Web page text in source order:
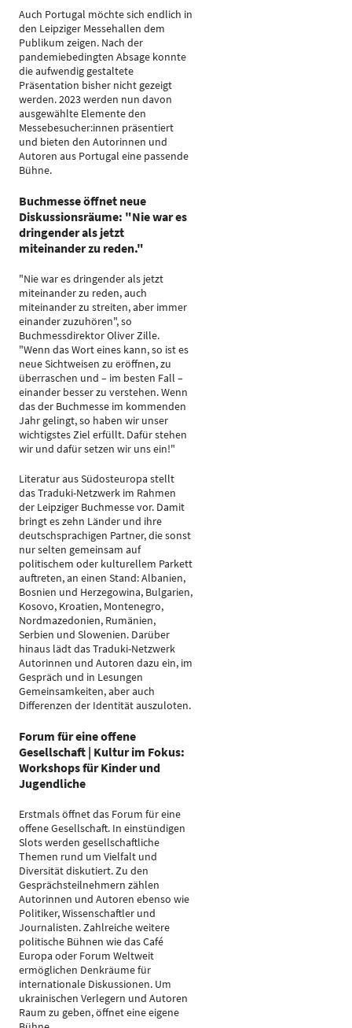
Auch Portugal möchte sich endlich in
den Leipziger Messehallen dem
Publikum zeigen. Nach der
pandemiebedingten Absage konnte
die aufwendig gestaltete
Präsentation bisher nicht gezeigt
werden. 2023 werden nun davon
ausgewählte Elemente den
Messebesucher:innen präsentiert
und bieten den Autorinnen und
Autoren aus Portugal eine passende
Bühne.
Buchmesse öffnet neue
Diskussionsräume: "Nie war es
dringender als jetzt
miteinander zu reden."
"Nie war es dringender als jetzt
miteinander zu reden, auch
miteinander zu streiten, aber immer
einander zuzuhören", so
Buchmessdirektor Oliver Zille.
"Wenn das Wort eines kann, so ist es
neue Sichtweisen zu eröffnen, zu
überraschen und – im besten Fall –
einander besser zu verstehen. Wenn
das der Buchmesse im kommenden
Jahr gelingt, so haben wir unser
wichtigstes Ziel erfüllt. Dafür stehen
wir und dafür setzen wir uns ein!"
Literatur aus Südosteuropa stellt
das Traduki-Netzwerk im Rahmen
der Leipziger Buchmesse vor. Damit
bringt es zehn Länder und ihre
deutschsprachigen Partner, die sonst
nur selten gemeinsam auf
politischem oder kulturellem Parkett
auftreten, an einen Stand: Albanien,
Bosnien und Herzegowina, Bulgarien,
Kosovo, Kroatien, Montenegro,
Nordmazedonien, Rumänien,
Serbien und Slowenien. Darüber
hinaus lädt das Traduki-Netzwerk
Autorinnen und Autoren dazu ein, im
Gespräch und in Lesungen
Gemeinsamkeiten, aber auch
Differenzen der Identität auszuloten.
Forum für eine offene
Gesellschaft | Kultur im Fokus:
Workshops für Kinder und
Jugendliche
Erstmals öffnet das Forum für eine
offene Gesellschaft. In einstündigen
Slots werden gesellschaftliche
Themen rund um Vielfalt und
Diversität diskutiert. Zu den
Gesprächsteilnehmern zählen
Autorinnen und Autoren ebenso wie
Politiker, Wissenschaftler und
Journalisten. Zahlreiche weitere
politische Bühnen wie das Café
Europa oder Forum Weltweit
ermöglichen Denkräume für
internationale Diskussionen. Um
ukrainischen Verlegern und Autoren
Raum zu geben, öffnet eine eigene